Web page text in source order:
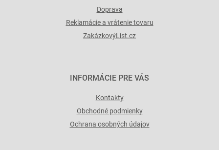
Doprava
Reklamácie a vrátenie tovaru
ZakázkovýList.cz
INFORMÁCIE PRE VÁS
Kontakty
Obchodné podmienky
Ochrana osobných údajov